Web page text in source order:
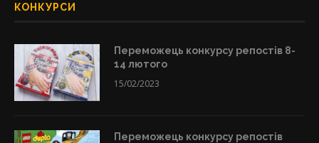
КОНКУРСИ
Переможець конкурсу репостів 8-
14 лютого
15/02/2023
Переможець конкурсу репостів